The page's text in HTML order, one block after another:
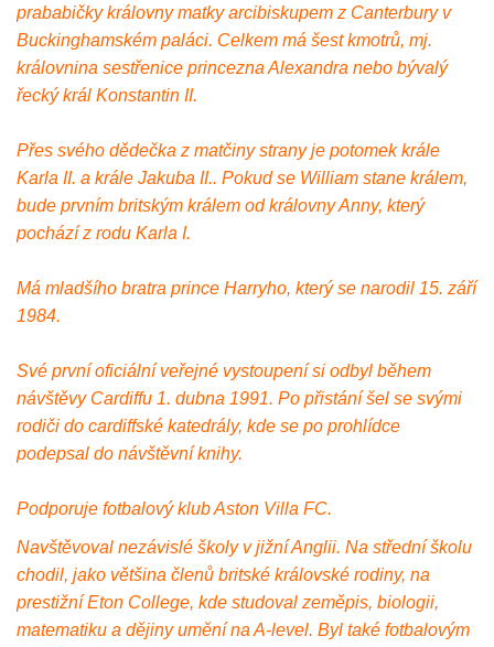
prababičky královny matky arcibiskupem z Canterbury v
Buckinghamském paláci. Celkem má šest kmotrů, mj.
královnina sestřenice princezna Alexandra nebo bývalý
řecký král Konstantin II.
Přes svého dědečka z matčiny strany je potomek krále
Karla II. a krále Jakuba II.. Pokud se William stane králem,
bude prvním britským králem od královny Anny, který
pochází z rodu Karla I.
Má mladšího bratra prince Harryho, který se narodil 15. září
1984.
Své první oficiální veřejné vystoupení si odbyl během
návštěvy Cardiffu 1. dubna 1991. Po přistání šel se svými
rodiči do cardiffské katedrály, kde se po prohlídce
podepsal do návštěvní knihy.
Podporuje fotbalový klub Aston Villa FC.
Navštěvoval nezávislé školy v jižní Anglii. Na střední školu
chodil, jako většina členů britské královské rodiny, na
prestižní Eton College, kde studoval zeměpis, biologii,
matematiku a dějiny umění na A-level. Byl také fotbalovým